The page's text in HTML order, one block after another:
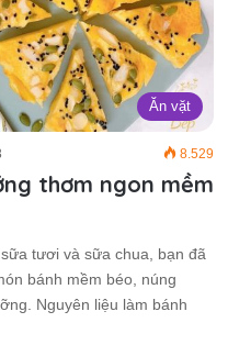
Ăn vặt
8.529
thơm ngon mềm
tươi và sữa chua, bạn đã
bánh mềm béo, núng
Nguyên liệu làm bánh